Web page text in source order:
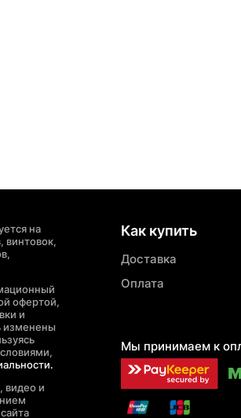
на
винтовок,
офертой,
и
изменены
видео и
Как купить
Доставка
Оплата
Мы принимаем к